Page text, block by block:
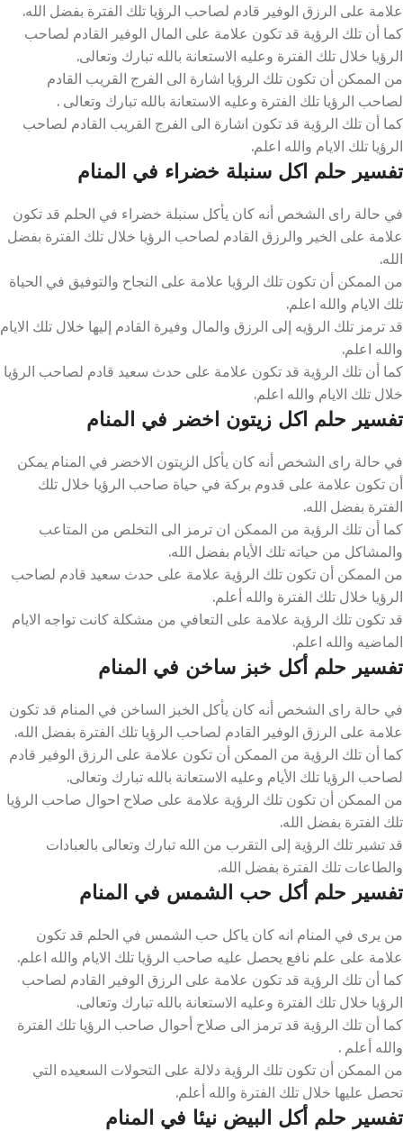
علامة على الرزق الوفير قادم لصاحب الرؤيا تلك الفترة بفضل الله.
كما أن تلك الرؤية قد تكون علامة على المال الوفير القادم لصاحب
الرؤيا خلال تلك الفترة وعليه الاستعانة بالله تبارك وتعالى.
من الممكن أن تكون تلك الرؤيا اشارة الى الفرج القريب القادم
لصاحب الرؤيا تلك الفترة وعليه الاستعانة بالله تبارك وتعالى .
كما أن تلك الرؤية قد تكون اشارة الى الفرج القريب القادم لصاحب
الرؤيا تلك الايام والله اعلم.
تفسير حلم اكل سنبلة خضراء في المنام
في حالة راى الشخص أنه كان يأكل سنبلة خضراء في الحلم قد تكون
علامة على الخير والرزق القادم لصاحب الرؤيا خلال تلك الفترة بفضل
الله.
من الممكن أن تكون تلك الرؤيا علامة على النجاح والتوفيق في الحياة
تلك الايام والله اعلم.
قد ترمز تلك الرؤيه إلى الرزق والمال وفيرة القادم إليها خلال تلك الايام
والله اعلم.
كما أن تلك الرؤية قد تكون علامة على حدث سعيد قادم لصاحب الرؤيا
خلال تلك الايام والله اعلم.
تفسير حلم اكل زيتون اخضر في المنام
في حالة راى الشخص أنه كان يأكل الزيتون الاخضر في المنام يمكن
أن تكون علامة على قدوم بركة في حياة صاحب الرؤيا خلال تلك
الفترة بفضل الله.
كما أن تلك الرؤية من الممكن ان ترمز الى التخلص من المتاعب
والمشاكل من حياته تلك الأيام بفضل الله.
من الممكن أن تكون تلك الرؤية علامة على حدث سعيد قادم لصاحب
الرؤيا خلال تلك الفترة والله أعلم.
قد تكون تلك الرؤية علامة على التعافي من مشكلة كانت تواجه الايام
الماضيه والله اعلم.
تفسير حلم أكل خبز ساخن في المنام
في حالة راى الشخص أنه كان يأكل الخبز الساخن في المنام قد تكون
علامة على الرزق الوفير القادم لصاحب الرؤيا تلك الفترة بفضل الله.
كما أن تلك الرؤية من الممكن أن تكون علامة على الرزق الوفير قادم
لصاحب الرؤيا تلك الأيام وعليه الاستعانة بالله تبارك وتعالى.
من الممكن أن تكون تلك الرؤية علامة على صلاح احوال صاحب الرؤيا
تلك الفترة بفضل الله.
قد تشير تلك الرؤية إلى التقرب من الله تبارك وتعالى بالعبادات
والطاعات تلك الفترة بفضل الله.
تفسير حلم أكل حب الشمس في المنام
من يرى في المنام انه كان ياكل حب الشمس في الحلم قد تكون
علامة على علم نافع يحصل عليه صاحب الرؤيا تلك الايام والله اعلم.
كما أن تلك الرؤية قد تكون علامة على الرزق الوفير القادم لصاحب
الرؤيا خلال تلك الفترة وعليه الاستعانة بالله تبارك وتعالى.
كما أن تلك الرؤية قد ترمز الى صلاح أحوال صاحب الرؤيا تلك الفترة
والله أعلم .
من الممكن أن تكون تلك الرؤية دلالة على التحولات السعيده التي
تحصل عليها خلال تلك الفترة والله أعلم.
تفسير حلم أكل البيض نيئا في المنام